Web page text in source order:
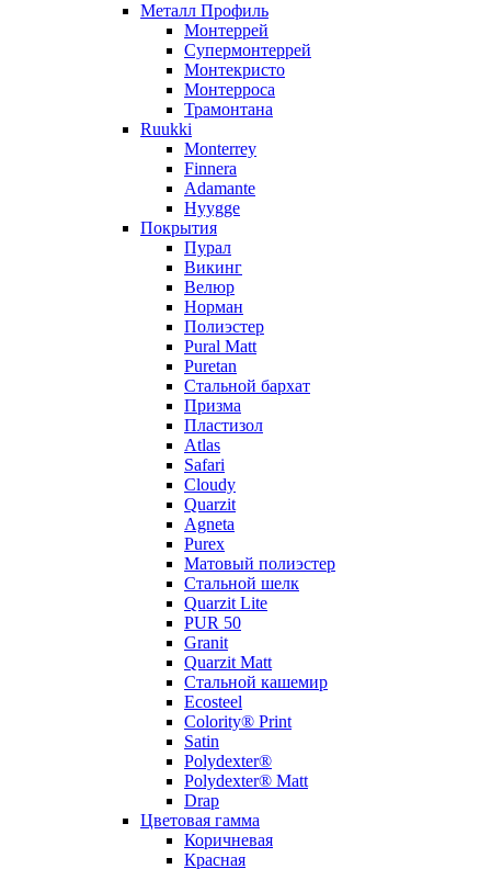
Металл Профиль
Монтеррей
Супермонтеррей
Монтекристо
Монтерроса
Трамонтана
Ruukki
Monterrey
Finnera
Adamante
Hyygge
Покрытия
Пурал
Викинг
Велюр
Норман
Полиэстер
Pural Matt
Puretan
Стальной бархат
Призма
Пластизол
Atlas
Safari
Cloudy
Quarzit
Agneta
Purex
Матовый полиэстер
Стальной шелк
Quarzit Lite
PUR 50
Granit
Quarzit Matt
Стальной кашемир
Ecosteel
Colority® Print
Satin
Polydexter®
Polydexter® Matt
Drap
Цветовая гамма
Коричневая
Красная